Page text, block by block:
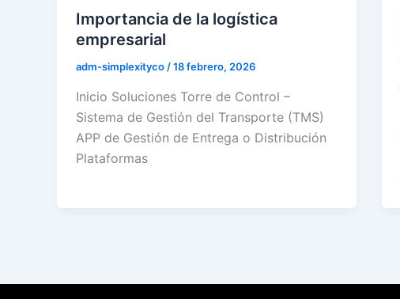
Importancia de la logística
empresarial
adm-simplexityco /18 febrero, 2026
Inicio Soluciones Torre de Control –
Sistema de Gestión del Transporte (TMS)
APP de Gestión de Entrega o Distribución
Plataformas